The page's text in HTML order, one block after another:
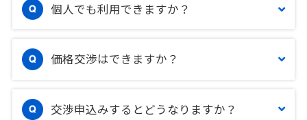
個人でも利用できますか？
価格交渉はできますか？
交渉申込みするとどうなりますか？